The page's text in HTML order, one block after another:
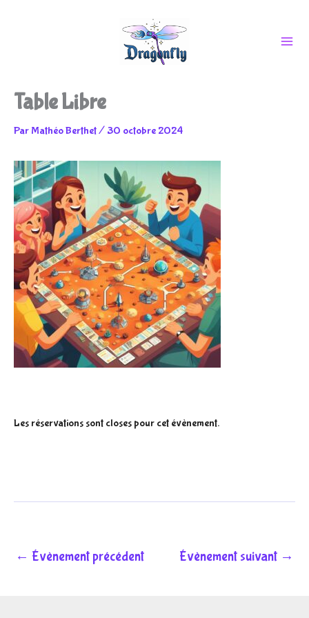
contenu
Table Libre
Par Mathéo Berthet/ 30 octobre 2024
Les réservations sont closes pour cet évènement.
← Évènement précédent Évènement suivant →